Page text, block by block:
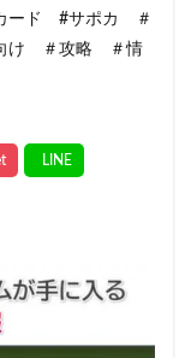
ード​​ #サポカ ＃
け​​​​​​​​​ ＃攻略​​​​​​​​​ ＃情